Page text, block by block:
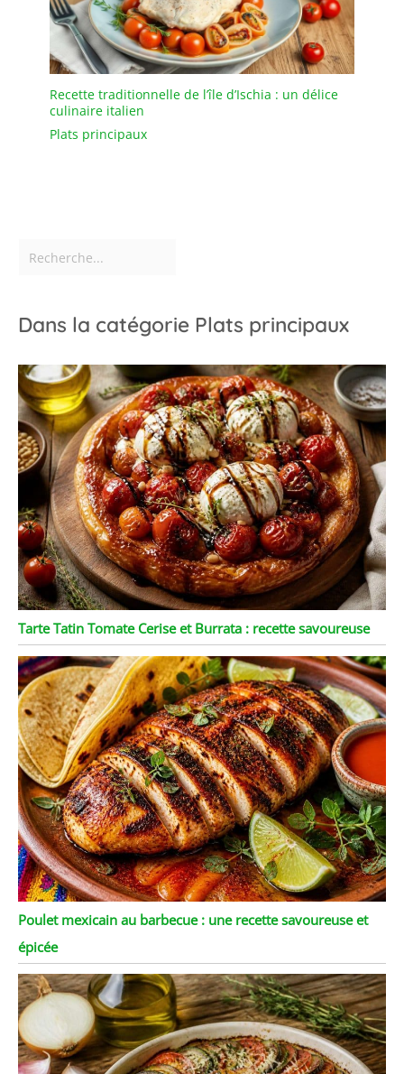
four, le lave-vaisselle et
le réfrigérateur. Que
vous souhaitiez
réchauffer, cuire ou
conserver des aliments,
ils répondent facilement
Recette traditionnelle de l’île d’Ischia : un délice
culinaire italien
Plats principaux
Dans la catégorie Plats principaux
Tarte Tatin Tomate Cerise et Burrata : recette savoureuse
Poulet mexicain au barbecue : une recette savoureuse et
épicée